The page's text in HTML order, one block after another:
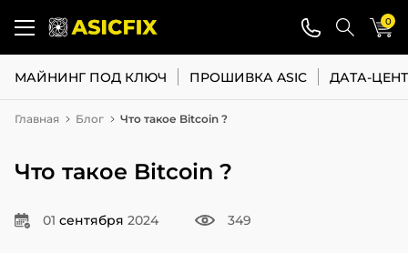
0
МАЙНИНГ ПОД КЛЮЧ ПРОШИВКА ASIC ДАТА-
Главная Блог Что такое Bitcoin ?
Что такое Bitcoin ?
01 сентября 2024 349